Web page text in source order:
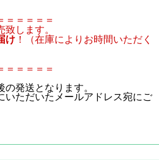
＝＝＝＝＝
します。
け ！（在庫によりお時間いただく
＝＝＝＝＝
発送となります。
いただいたメールアドレス宛にご